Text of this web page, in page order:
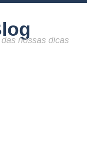
nossas dicas